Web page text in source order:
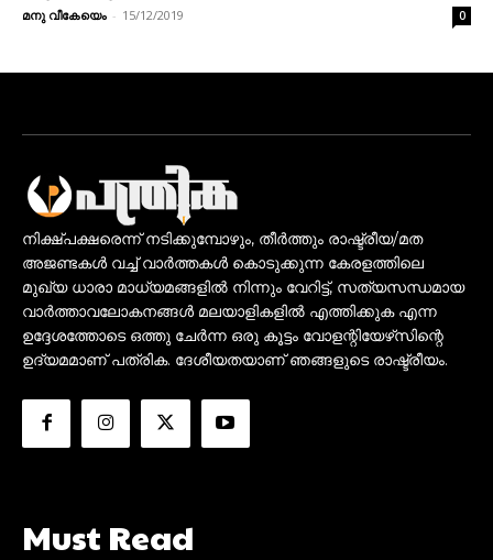
മനു വീകേയെം - 15/12/2019 0
നിക്ഷ്പക്ഷരെന്ന് നടിക്കുമ്പോഴും, തീർത്തും രാഷ്ട്രീയ/മത
അജണ്ടകൾ വച്ച് വാർത്തകൾ കൊടുക്കുന്ന കേരളത്തിലെ
മുഖ്യ ധാരാ മാധ്യമങ്ങളിൽ നിന്നും വേറിട്ട്, സത്യസന്ധമായ
വാർത്താവലോകനങ്ങൾ മലയാളികളിൽ എത്തിക്കുക എന്ന
ഉദ്ദേശത്തോടെ ഒത്തു ചേർന്ന ഒരു കൂട്ടം വോളന്റിയേഴ്‌സിന്റെ
ഉദ്യമമാണ് പത്രിക. ദേശീയതയാണ് ഞങ്ങളുടെ രാഷ്ട്രീയം.
Must Read